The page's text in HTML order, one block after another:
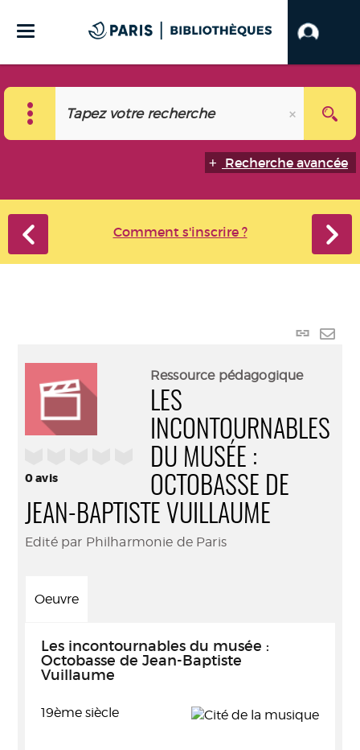
Recherche avancée
Comment s'inscrire ?
Lien
0avis
Ressource pédagogique
LES
INCONTOURNABLES
DU MUSÉE :
OCTOBASSE DE
JEAN-BAPTISTE VUILLAUME
Edité par Philharmonie de Paris
Oeuvre
Les incontournables du musée :
Octobasse de Jean-Baptiste
Vuillaume
19ème siècle